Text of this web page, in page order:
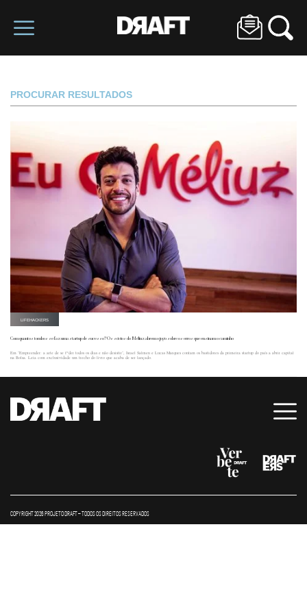
PROCURAR RESULTADOS
LIFEHACKERS
Com quantos tombos se faz uma startup de sucesso? Os sócios do Méliuz abrem o jogo sobre os erros que ensinam o caminho
Em "Empreender: a arte de se f*der todos os dias e não desistir", Israel Salmen e Lucas Marques contam os bastidores da primeira startup do país a abrir capital
na Bolsa. Leia com exclusividade um trecho do livro que acaba de ser lançado.
COPYRIGHT 2026 PROJETO DRAFT – TODOS OS DIREITOS RESERVADOS